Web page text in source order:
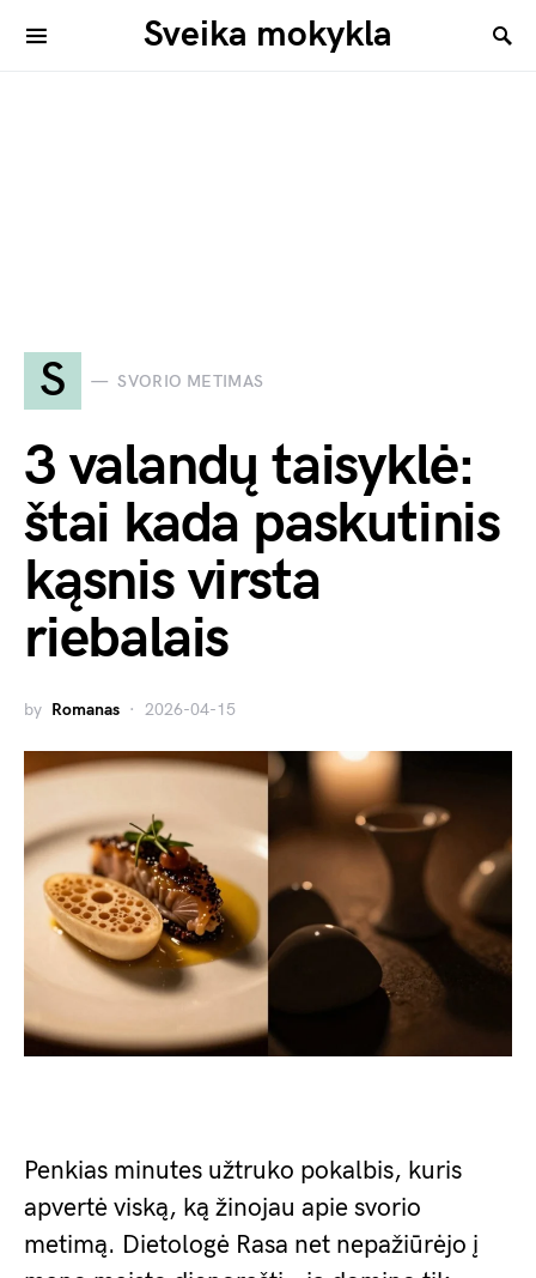
Sveika mokykla
S SVORIO METIMAS
3 valandų taisyklė:
štai kada paskutinis
kąsnis virsta
riebalais
by Romanas 2026-04-15
Penkias minutes užtruko pokalbis, kuris
apvertė viską, ką žinojau apie svorio
metimą. Dietologė Rasa net nepažiūrėjo į